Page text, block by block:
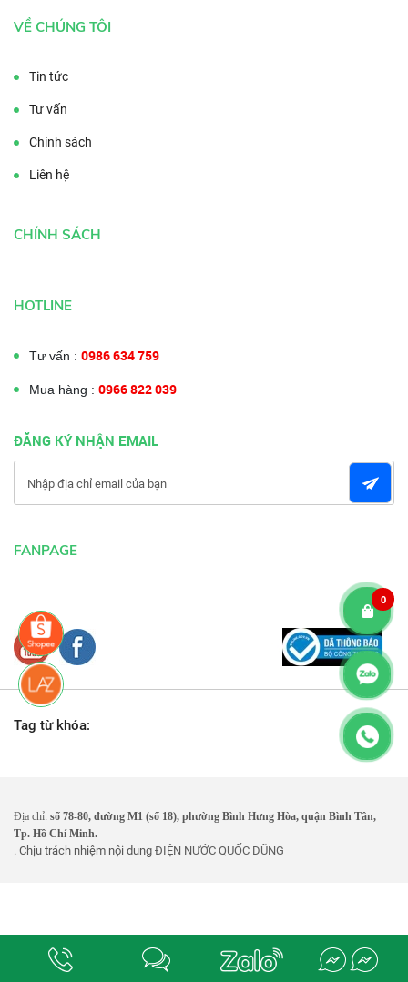
VỀ CHÚNG TÔI
Tin tức
Tư vấn
Chính sách
Liên hệ
CHÍNH SÁCH
HOTLINE
Tư vấn : 0986 634 759
Mua hàng : 0966 822 039
ĐĂNG KÝ NHẬN EMAIL
FANPAGE
Tag từ khóa:
Địa chỉ: số 78-80, đường M1 (số 18), phường Bình Hưng Hòa, quận Bình Tân,
Tp. Hồ Chí Minh.
. Chịu trách nhiệm nội dung ĐIỆN NƯỚC QUỐC DŨNG
0